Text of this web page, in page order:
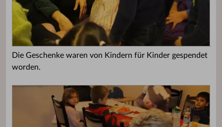
Die Geschenke waren von Kindern für Kinder gespendet
worden.